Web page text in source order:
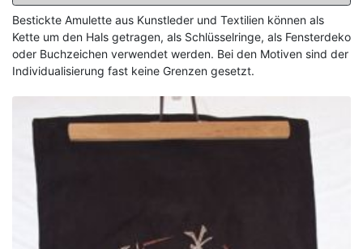
Bestickte Amulette aus Kunstleder und Textilien können als
Kette um den Hals getragen, als Schlüsselringe, als Fensterdeko
oder Buchzeichen verwendet werden. Bei den Motiven sind der
Individualisierung fast keine Grenzen gesetzt.